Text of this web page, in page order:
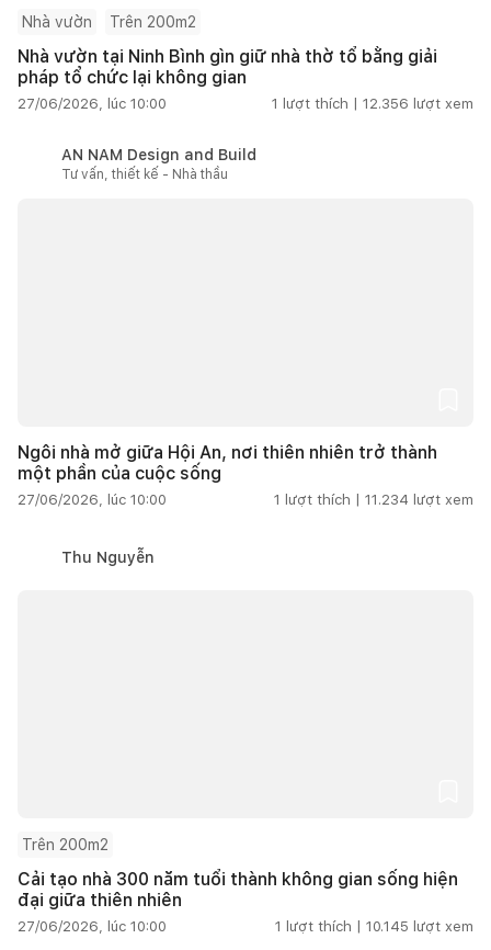
Nhà vườn Trên 200m2
Nhà vườn tại Ninh Bình gìn giữ nhà thờ tổ bằng giải
pháp tổ chức lại không gian
27/06/2026, lúc 10:00 1 lượt thích | 12.356 lượt xem
AN NAM Design and Build
Tư vấn, thiết kế - Nhà thầu
Ngôi nhà mở giữa Hội An, nơi thiên nhiên trở thành
một phần của cuộc sống
27/06/2026, lúc 10:00 1 lượt thích | 11.234 lượt xem
Thu Nguyễn
Trên 200m2
Cải tạo nhà 300 năm tuổi thành không gian sống hiện
đại giữa thiên nhiên
27/06/2026, lúc 10:00 1 lượt thích | 10.145 lượt xem